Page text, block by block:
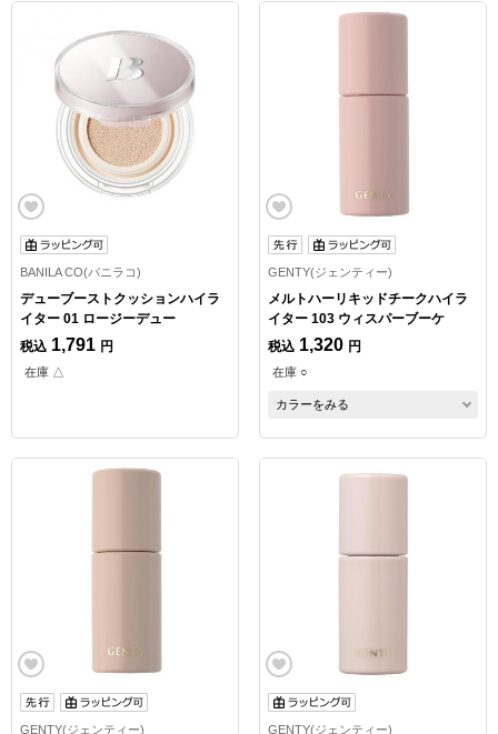
BANILA CO(バニラコ)
デューブーストクッションハイラ
イター 01 ロージーデュー
税込 1,791 円
在庫 △
GENTY(ジェンティー)
メルトハーリキッドチークハイラ
イター 103 ウィスパーブーケ
税込 1,320 円
在庫 ○
カラーをみる
GENTY(ジェンティー) GENTY(ジェンティー)